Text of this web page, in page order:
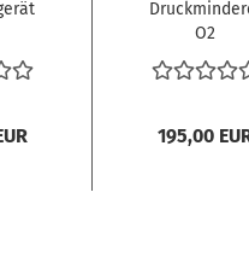
O2
195,00